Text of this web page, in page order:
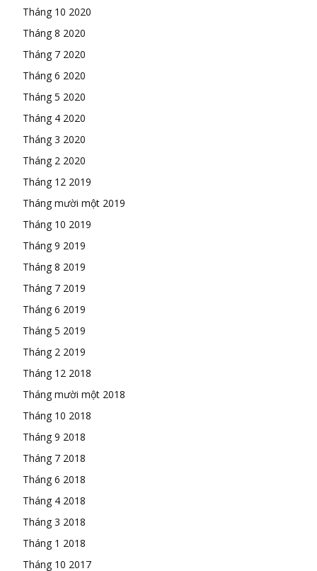
Tháng 10 2020
Tháng 8 2020
Tháng 7 2020
Tháng 6 2020
Tháng 5 2020
Tháng 4 2020
Tháng 3 2020
Tháng 2 2020
Tháng 12 2019
Tháng mười một 2019
Tháng 10 2019
Tháng 9 2019
Tháng 8 2019
Tháng 7 2019
Tháng 6 2019
Tháng 5 2019
Tháng 2 2019
Tháng 12 2018
Tháng mười một 2018
Tháng 10 2018
Tháng 9 2018
Tháng 7 2018
Tháng 6 2018
Tháng 4 2018
Tháng 3 2018
Tháng 1 2018
Tháng 10 2017